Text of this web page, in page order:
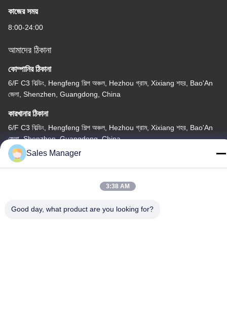
কাজের সময়
8:00-24:00
আমাদের ঠিকানা
কোম্পানির ঠিকানা
6/F C3 বিল্ডিং, Hengfeng শিল্প অঞ্চল, Hezhou গ্রাম, Xixiang শহর, Bao'An
জেলা, Shenzhen, Guangdong, China
কারখানার ঠিকানা
6/F C3 বিল্ডিং, Hengfeng শিল্প অঞ্চল, Hezhou গ্রাম, Xixiang শহর, Bao'An
জেলা, Shenzhen, Guangdong, China
টেলিফোন
Sales Manager
3:38 AM
Good day, what product are you looking for?